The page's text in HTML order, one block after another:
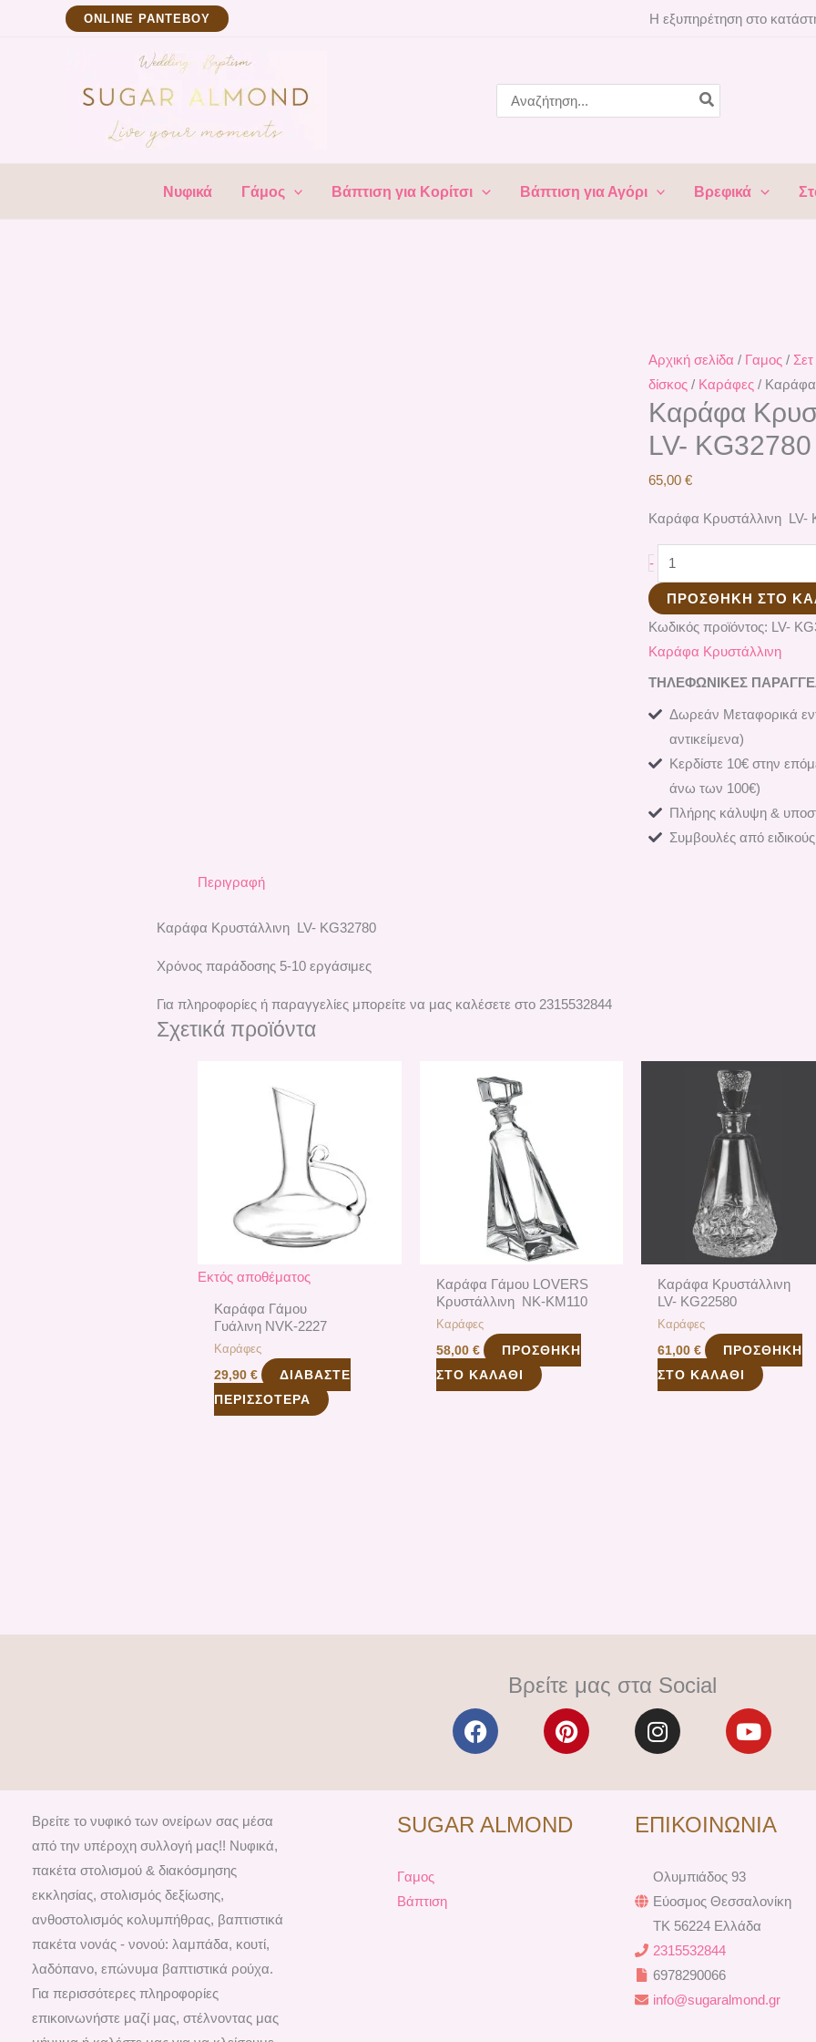
ΟNLINE ΡΑΝΤΕΒΟΥ Η εξυπηρέτηση στο
for:
Νυφικά Γάμος Βάπτιση για Κορίτσι Βάπτιση για Αγόρι Βρεφικά
Αρχική σελίδα / Γαμος /
δίσκος / Καράφες / Καράφα
Καράφα
LV- KG32780
65,00 €
Καράφα Κρυστάλλινη LV-
-
Καράφα
ποσότητα
ΠΡΟΣΘΉΚΗ ΣΤΟ
Κωδικός προϊόντος: LV-
Καράφα Κρυστάλλινη
ΤΗΛΕΦΩΝΙΚΕΣ
Δωρεάν Μεταφορικά
αντικείμενα)
Κερδίστε 10€ στην
άνω των 100€)
Πλήρης κάλυψη &
Συμβουλές από
Περιγραφή
Καράφα Κρυστάλλινη LV- KG32780
Χρόνος παράδοσης 5-10 εργάσιμες
Για πληροφορίες ή παραγγελίες μπορείτε να μας καλέσετε στο 2315532844
Σχετικά προϊόντα
Εκτός αποθέματος
Καράφα Γάμου
Γυάλινη NVK-2227
Καράφες
29,90€
ΔΙΑΒΆΣΤΕ
ΠΕΡΙΣΣΌΤΕΡΑ
Καράφα Γάμου LOVERS
Κρυστάλλινη NK-ΚΜ110
Καράφες
58,00 €
ΠΡΟΣΘΉΚΗ
ΣΤΟ ΚΑΛΆΘΙ
Καράφα Κρυστάλλινη
LV- KG22580
Καράφες
61,00€
ΠΡΟΣΘΉΚΗ
ΣΤΟ ΚΑΛΆΘΙ
Βρείτε μας στα Social
F
a
e
o
P
i
t
r
I
n
t
g
a
m
Y
o
t
b
Βρείτε το νυφικό των ονείρων σας μέσα
από την υπέροχη συλλογή μας!! Νυφικά,
πακέτα στολισμού & διακόσμησης
εκκλησίας, στολισμός δεξίωσης,
ανθοστολισμός κολυμπήθρας, βαπτιστικά
πακέτα νονάς - νονού: λαμπάδα, κουτί,
λαδόπανο, επώνυμα βαπτιστικά ρούχα.
Για περισσότερες πληροφορίες
επικοινωνήστε μαζί μας, στέλνοντας μας
SUGAR ALMOND
Γαμος
Βάπτιση
ΕΠΙΚΟΙΝΩΝΙΑ
Ολυμπιάδος 93
Εύοσμος Θεσσαλονίκη
TK 56224 Ελλάδα
2315532844
6978290066
info@sugaralmond.gr